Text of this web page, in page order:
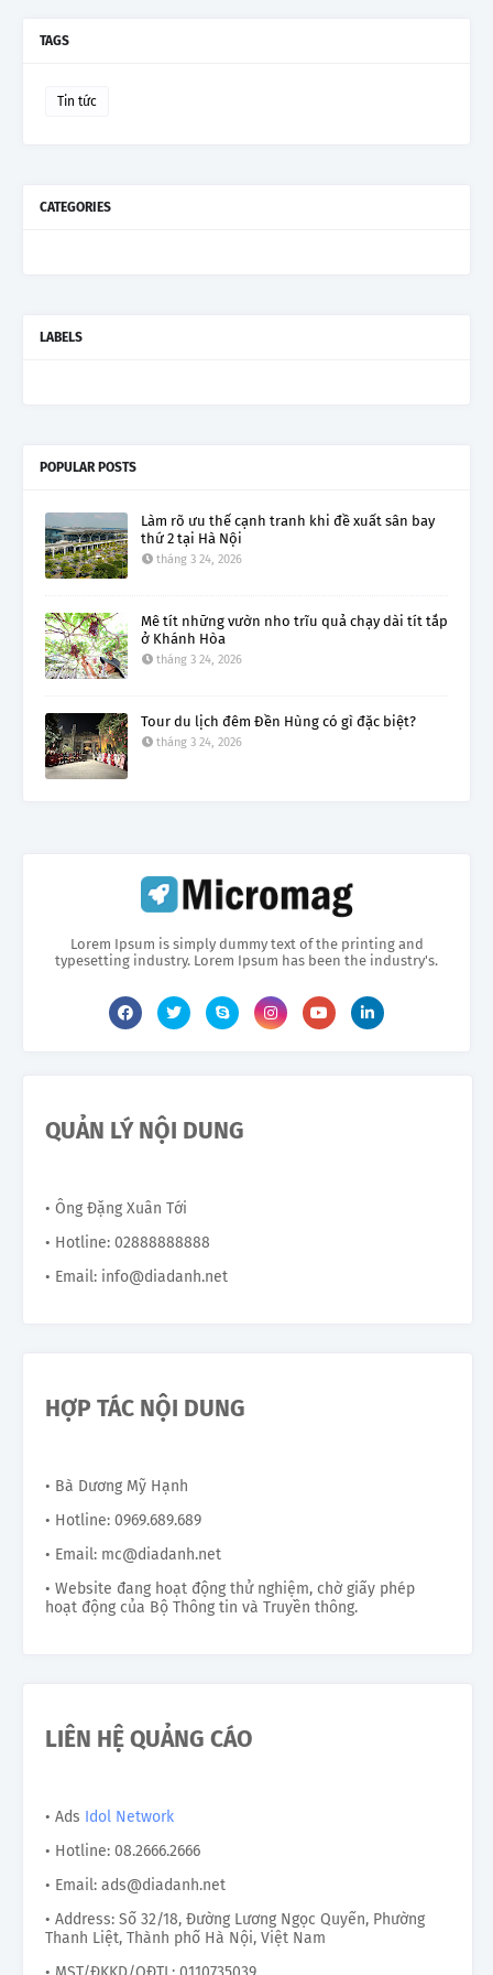
TAGS
Tin tức
CATEGORIES
LABELS
POPULAR POSTS
Làm rõ ưu thế cạnh tranh khi đề xuất sân bay
thứ 2 tại Hà Nội
tháng 3 24, 2026
Mê tít những vườn nho trĩu quả chạy dài tít tắp
ở Khánh Hòa
tháng 3 24, 2026
Tour du lịch đêm Đền Hùng có gì đặc biệt?
tháng 3 24, 2026
Lorem Ipsum is simply dummy text of the printing and
typesetting industry. Lorem Ipsum has been the industry's.
QUẢN LÝ NỘI DUNG
• Ông Đặng Xuân Tới
• Hotline: 02888888888
• Email: info@diadanh.net
HỢP TÁC NỘI DUNG
• Bà Dương Mỹ Hạnh
• Hotline: 0969.689.689
• Email: mc@diadanh.net
• Website đang hoạt động thử nghiệm, chờ giấy phép
hoạt động của Bộ Thông tin và Truyền thông.
LIÊN HỆ QUẢNG CÁO
• Ads Idol Network
• Hotline: 08.2666.2666
• Email: ads@diadanh.net
• Address: Số 32/18, Đường Lương Ngọc Quyến, Phường
Thanh Liệt, Thành phố Hà Nội, Việt Nam